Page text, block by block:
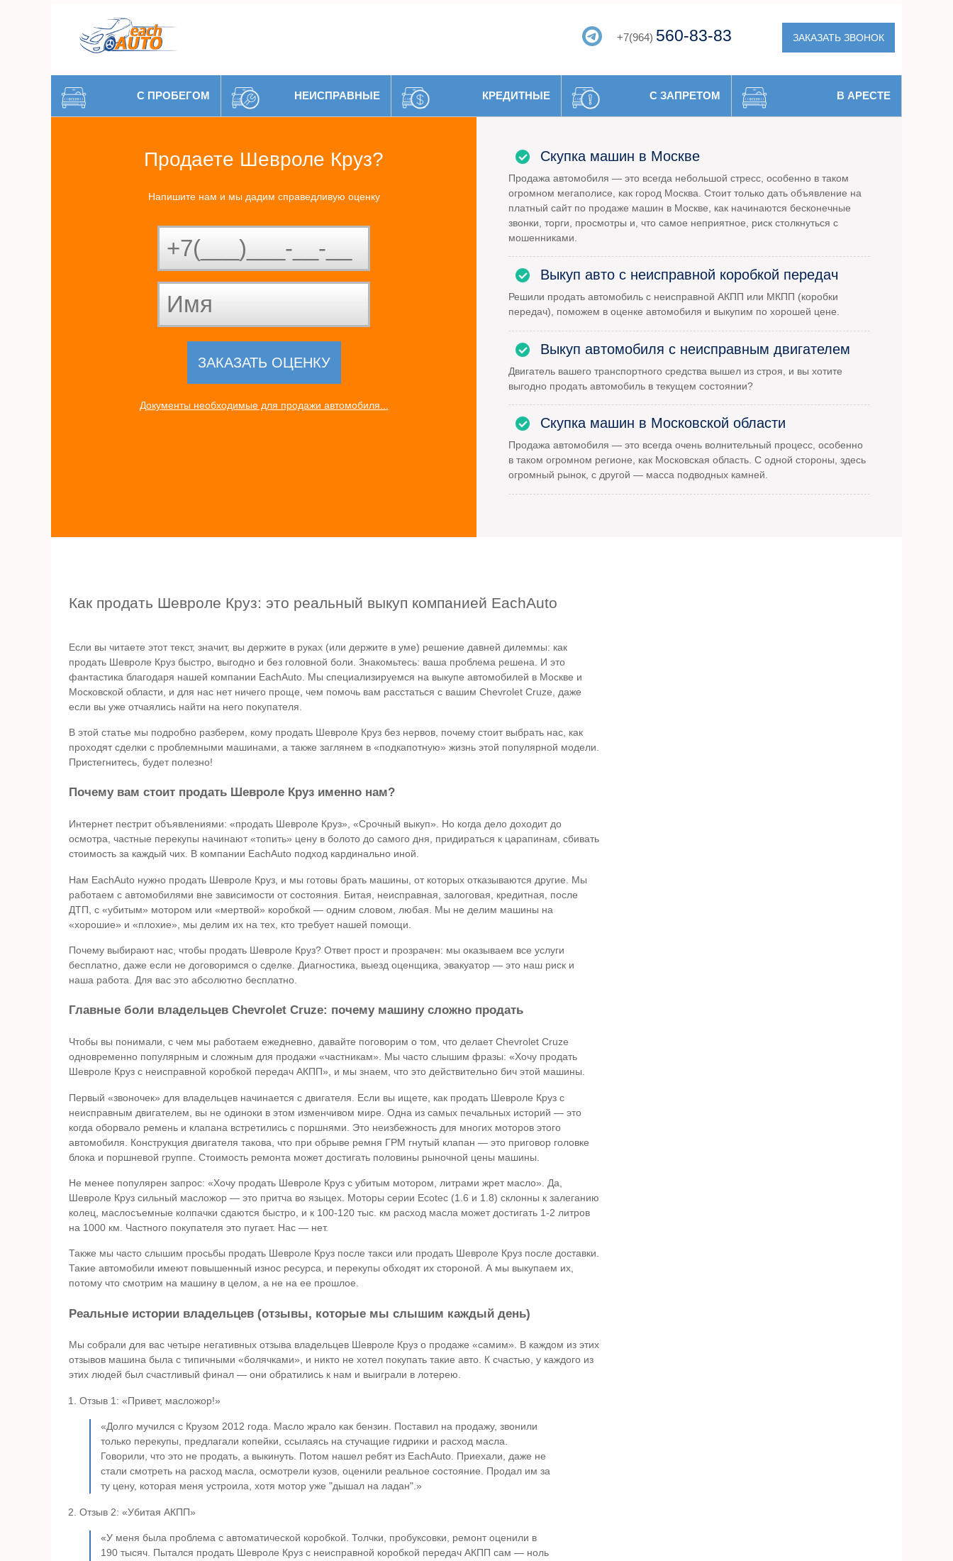
+7(964) 560-83-83 ЗАКАЗАТЬ ЗВОНОК
С ПРОБЕГОМ НЕИСПРАВНЫЕ КРЕДИТНЫЕ С ЗАПРЕТОМ В АРЕСТЕ
Продаете Шевроле Круз?
Напишите нам и мы дадим справедливую оценку
Документы необходимые для продажи автомобиля...
Скупка машин в Москве
Продажа автомобиля — это всегда небольшой стресс, особенно в таком
огромном мегаполисе, как город Москва. Стоит только дать объявление на
платный сайт по продаже машин в Москве, как начинаются бесконечные
звонки, торги, просмотры и, что самое неприятное, риск столкнуться с
мошенниками.
Выкуп авто с неисправной коробкой передач
Решили продать автомобиль с неисправной АКПП или МКПП (коробки
передач), поможем в оценке автомобиля и выкупим по хорошей цене.
Выкуп автомобиля с неисправным двигателем
Двигатель вашего транспортного средства вышел из строя, и вы хотите
выгодно продать автомобиль в текущем состоянии?
Скупка машин в Московской области
Продажа автомобиля — это всегда очень волнительный процесс, особенно
в таком огромном регионе, как Московская область. С одной стороны, здесь
огромный рынок, с другой — масса подводных камней.
Как продать Шевроле Круз: это реальный выкуп компанией EachAuto
Если вы читаете этот текст, значит, вы держите в руках (или держите в уме) решение давней дилеммы: как
продать Шевроле Круз быстро, выгодно и без головной боли. Знакомьтесь: ваша проблема решена. И это
фантастика благодаря нашей компании EachAuto. Мы специализируемся на выкупе автомобилей в Москве и
Московской области, и для нас нет ничего проще, чем помочь вам расстаться с вашим Chevrolet Cruze, даже
если вы уже отчаялись найти на него покупателя.
В этой статье мы подробно разберем, кому продать Шевроле Круз без нервов, почему стоит выбрать нас, как
проходят сделки с проблемными машинами, а также заглянем в «подкапотную» жизнь этой популярной модели.
Пристегнитесь, будет полезно!
Почему вам стоит продать Шевроле Круз именно нам?
Интернет пестрит объявлениями: «продать Шевроле Круз», «Срочный выкуп». Но когда дело доходит до
осмотра, частные перекупы начинают «топить» цену в болото до самого дня, придираться к царапинам, сбивать
стоимость за каждый чих. В компании EachAuto подход кардинально иной.
Нам EachAuto нужно продать Шевроле Круз, и мы готовы брать машины, от которых отказываются другие. Мы
работаем с автомобилями вне зависимости от состояния. Битая, неисправная, залоговая, кредитная, после
ДТП, с «убитым» мотором или «мертвой» коробкой — одним словом, любая. Мы не делим машины на
«хорошие» и «плохие», мы делим их на тех, кто требует нашей помощи.
Почему выбирают нас, чтобы продать Шевроле Круз? Ответ прост и прозрачен: мы оказываем все услуги
бесплатно, даже если не договоримся о сделке. Диагностика, выезд оценщика, эвакуатор — это наш риск и
наша работа. Для вас это абсолютно бесплатно.
Главные боли владельцев Chevrolet Cruze: почему машину сложно продать
Чтобы вы понимали, с чем мы работаем ежедневно, давайте поговорим о том, что делает Chevrolet Cruze
одновременно популярным и сложным для продажи «частникам». Мы часто слышим фразы: «Хочу продать
Шевроле Круз с неисправной коробкой передач АКПП», и мы знаем, что это действительно бич этой машины.
Первый «звоночек» для владельцев начинается с двигателя. Если вы ищете, как продать Шевроле Круз с
неисправным двигателем, вы не одиноки в этом изменчивом мире. Одна из самых печальных историй — это
когда оборвало ремень и клапана встретились с поршнями. Это неизбежность для многих моторов этого
автомобиля. Конструкция двигателя такова, что при обрыве ремня ГРМ гнутый клапан — это приговор головке
блока и поршневой группе. Стоимость ремонта может достигать половины рыночной цены машины.
Не менее популярен запрос: «Хочу продать Шевроле Круз с убитым мотором, литрами жрет масло». Да,
Шевроле Круз сильный масложор — это притча во языцех. Моторы серии Ecotec (1.6 и 1.8) склонны к залеганию
колец, маслосъемные колпачки сдаются быстро, и к 100-120 тыс. км расход масла может достигать 1-2 литров
на 1000 км. Частного покупателя это пугает. Нас — нет.
Также мы часто слышим просьбы продать Шевроле Круз после такси или продать Шевроле Круз после доставки.
Такие автомобили имеют повышенный износ ресурса, и перекупы обходят их стороной. А мы выкупаем их,
потому что смотрим на машину в целом, а не на ее прошлое.
Реальные истории владельцев (отзывы, которые мы слышим каждый день)
Мы собрали для вас четыре негативных отзыва владельцев Шевроле Круз о продаже «самим». В каждом из этих
отзывов машина была с типичными «болячками», и никто не хотел покупать такие авто. К счастью, у каждого из
этих людей был счастливый финал — они обратились к нам и выиграли в лотерею.
Отзыв 1: «Привет, масложор!»
«Долго мучился с Крузом 2012 года. Масло жрало как бензин. Поставил на продажу, звонили
только перекупы, предлагали копейки, ссылаясь на стучащие гидрики и расход масла.
Говорили, что это не продать, а выкинуть. Потом нашел ребят из EachAuto. Приехали, даже не
стали смотреть на расход масла, осмотрели кузов, оценили реальное состояние. Продал им за
ту цену, которая меня устроила, хотя мотор уже "дышал на ладан".»
Отзыв 2: «Убитая АКПП»
«У меня была проблема с автоматической коробкой. Толчки, пробуксовки, ремонт оценили в
190 тысяч. Пытался продать Шевроле Круз с неисправной коробкой передач АКПП сам — ноль